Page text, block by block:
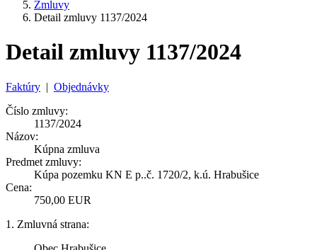
Zmluvy
Detail zmluvy 1137/2024
Detail zmluvy 1137/2024
Faktúry | Objednávky
Číslo zmluvy:
1137/2024
Názov:
Kúpna zmluva
Predmet zmluvy:
Kúpa pozemku KN E p..č. 1720/2, k.ú. Hrabušice
Cena:
750,00 EUR
1. Zmluvná strana: